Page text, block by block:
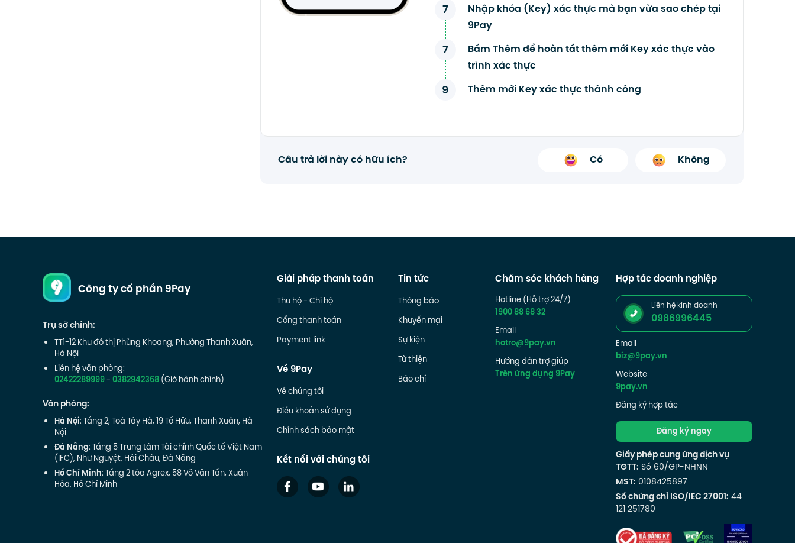
7
Nhập khóa (Key) xác thực mà bạn vừa sao chép tại
9Pay
7
Bấm Thêm để hoàn tất thêm mới Key xác thực vào
trình xác thực
9 Thêm mới Key xác thực thành công
Câu trả lời này có hữu ích? Có Không
Công ty cổ phần 9Pay
Trụ sở chính:
TT1-12 Khu đô thị Phùng Khoang, Phường Thanh Xuân,
Hà Nội
Liên hệ văn phòng:
02422289999-0382942368(Giờ hành chính)
Văn phòng:
Hà Nội: Tầng 2, Toà Tây Hà, 19 Tố Hữu, Thanh Xuân, Hà
Nội
Đà Nẵng: Tầng 5 Trung tâm Tài chính Quốc tế Việt Nam
(IFC), Như Nguyệt, Hải Châu, Đà Nẵng
Hồ Chí Minh: Tầng 2 tòa Agrex, 58 Võ Văn Tần, Xuân
Hòa, Hồ Chí Minh
Giải pháp thanh toán
Thu hộ - Chi hộ
Cổng thanh toán
Payment link
Về 9Pay
Về chúng tôi
Điều khoản sử dụng
Chính sách bảo mật
Kết nối với chúng tôi
Tin tức
Thông báo
Khuyến mại
Sự kiện
Từ thiện
Báo chí
Chăm sóc khách hàng
Hotline (Hỗ trợ 24/7)
1900 88 68 32
Email
hotro@9pay.vn
Hướng dẫn trợ giúp
Trên ứng dụng 9Pay
Hợp tác doanh nghiệp
Liên hệ kinh doanh
0986996445
Email
biz@9pay.vn
Website
9pay.vn
Đăng ký hợp tác
Đăng ký ngay
Giấy phép cung ứng dịch vụ
TGTT: Số 60/GP-NHNN
MST: 0108425897
Số chứng chỉ ISO/IEC 27001: 44
121 251780